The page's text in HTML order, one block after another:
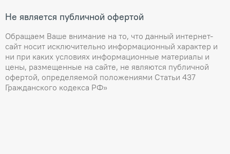
Не является публичной офертой
Обращаем Ваше внимание на то, что данный интернет-
сайт носит исключительно информационный характер и
ни при каких условиях информационные материалы и
цены, размещенные на сайте, не являются публичной
офертой, определяемой положениями Статьи 437
Гражданского кодекса РФ»